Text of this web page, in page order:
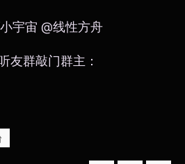
宇宙 @线性方舟
友群敲门群主：